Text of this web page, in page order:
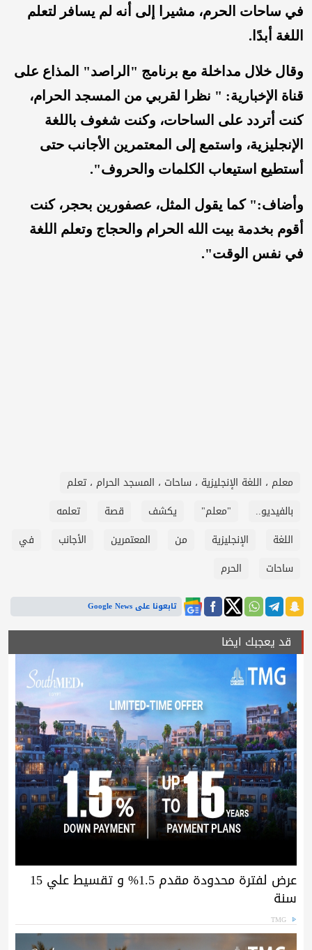
في ساحات الحرم، مشيرا إلى أنه لم يسافر لتعلم
اللغة أبدًا.
وقال خلال مداخلة مع برنامج "الراصد" المذاع على
قناة الإخبارية: " نظرا لقربي من المسجد الحرام،
كنت أتردد على الساحات، وكنت شغوف باللغة
الإنجليزية، واستمع إلى المعتمرين الأجانب حتى
أستطيع استيعاب الكلمات والحروف".
وأضاف:" كما يقول المثل، عصفورين بحجر، كنت
أقوم بخدمة بيت الله الحرام والحجاج وتعلم اللغة
في نفس الوقت".
معلم ، اللغة الإنجليزية ، ساحات ، المسجد الحرام ، تعلم
بالفيديو..
"معلم" يكشف قصة
تعلمه
اللغة
الإنجليزية من المعتمرين الأجانب
في
ساحات
الحرم
تابعونا على Google News
قد يعجبك ايضا
عرض لفترة محدودة مقدم 1.5% و تقسيط علي 15
سنة
TMG